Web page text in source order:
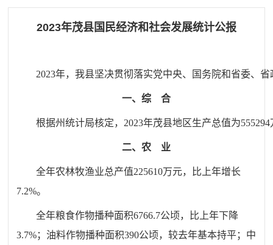
2023年茂县国民经济和社会发展统计公报
2023年，我县坚决贯彻落实党中央、国务院和省委、省
一、综 合
根据州统计局核定， 2023年茂县地区生产总值为555294
二、农 业
全年农林牧渔业总产值225610万元，比上年增长
7.2%。
全年粮食作物播种面积6766.7公顷，比上年下降
3.7%；油料作物播种面积390公顷，较去年基本持平；中